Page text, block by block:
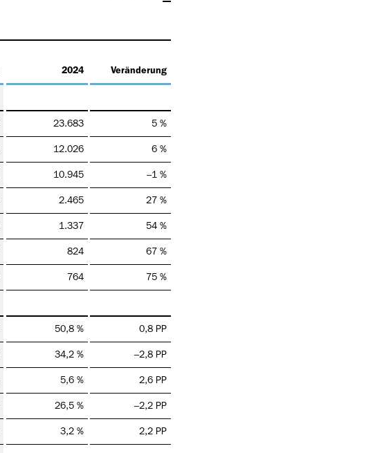
2024 Veränderung
23.683 5 %
12.026 6 %
10.945 –1 %
2.465 27 %
1.337 54 %
824 67 %
764 75 %
50,8 % 0,8 PP
34,2 % –2,8 PP
5,6 % 2,6 PP
26,5 % –2,2 PP
3,2 % 2,2 PP